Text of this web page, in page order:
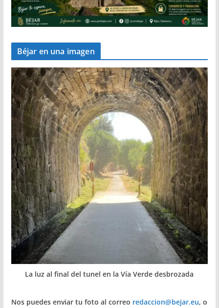
Béjar en una imagen
La luz al final del tunel en la Vía Verde desbrozada
Nos puedes enviar tu foto al correo redaccion@bejar.eu, o